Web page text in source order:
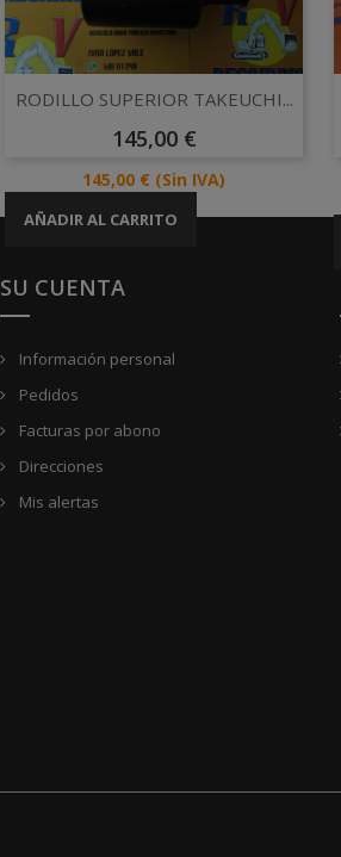
Vista rápida
RODILLO SUPERIOR TAKEUCHI...
Precio
145,00 €
Precio
145,00 € (Sin IVA)
AÑADIR AL CARRITO
SU CUENTA
Información personal
Pedidos
Facturas por abono
Direcciones
Mis alertas